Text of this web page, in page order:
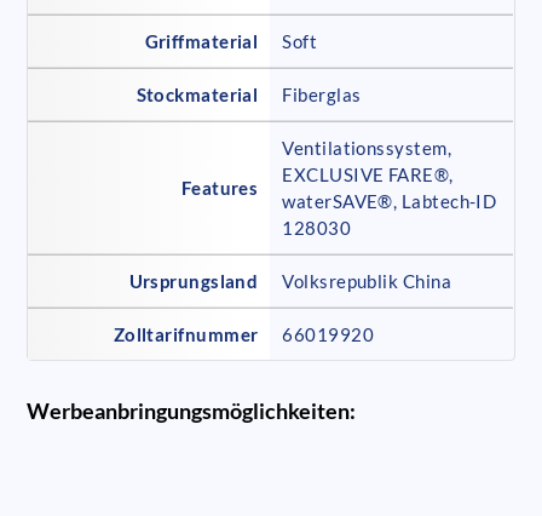
Griffmaterial Soft
Stockmaterial Fiberglas
Features
Ventilationssystem,
EXCLUSIVE FARE®,
waterSAVE®, Labtech-ID
128030
Ursprungsland Volksrepublik China
Zolltarifnummer 66019920
Werbeanbringungsmöglichkeiten: